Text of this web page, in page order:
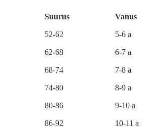
Suurus Vanus
52-62 5-6 a
62-68 6-7 a
68-74 7-8 a
74-80 8-9 a
80-86 9-10 a
86-92 10-11 a